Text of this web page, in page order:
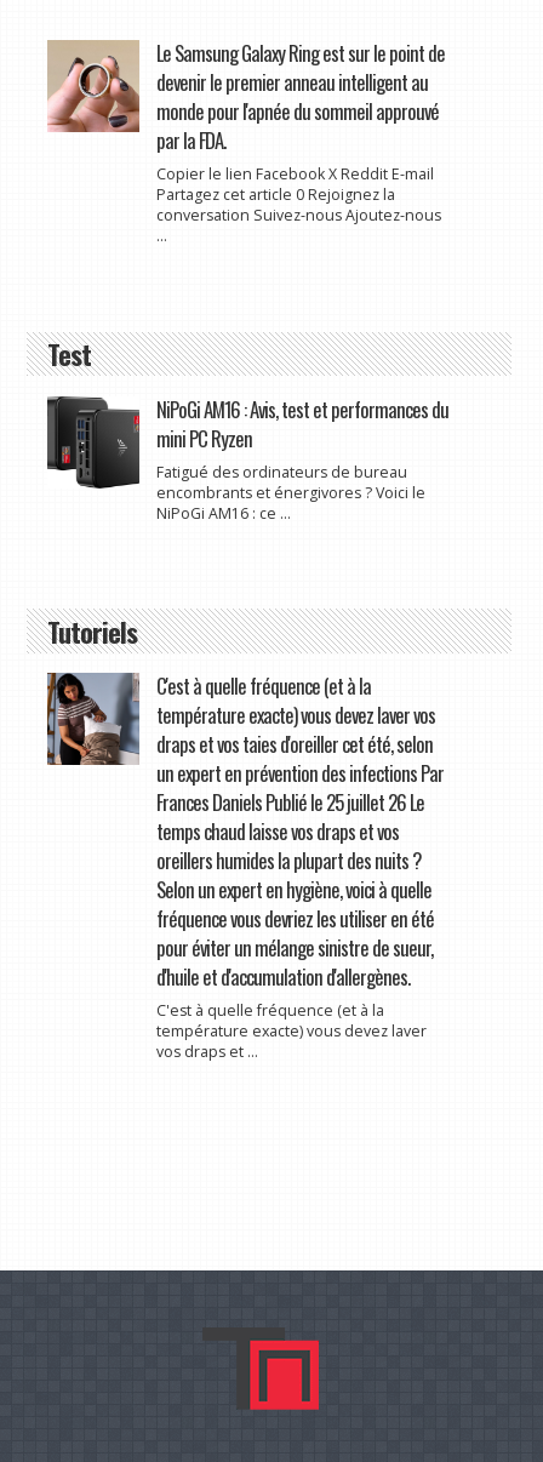
Le Samsung Galaxy Ring est sur le point de
devenir le premier anneau intelligent au
monde pour l'apnée du sommeil approuvé
par la FDA.
Copier le lien Facebook X Reddit E-mail
Partagez cet article 0 Rejoignez la
conversation Suivez-nous Ajoutez-nous
...
Test
NiPoGi AM16 : Avis, test et performances du
mini PC Ryzen
Fatigué des ordinateurs de bureau
encombrants et énergivores ? Voici le
NiPoGi AM16 : ce ...
Tutoriels
C'est à quelle fréquence (et à la
température exacte) vous devez laver vos
draps et vos taies d'oreiller cet été, selon
un expert en prévention des infections Par
Frances Daniels Publié le 25 juillet 26 Le
temps chaud laisse vos draps et vos
oreillers humides la plupart des nuits ?
Selon un expert en hygiène, voici à quelle
fréquence vous devriez les utiliser en été
pour éviter un mélange sinistre de sueur,
d'huile et d'accumulation d'allergènes.
C'est à quelle fréquence (et à la
température exacte) vous devez laver
vos draps et ...